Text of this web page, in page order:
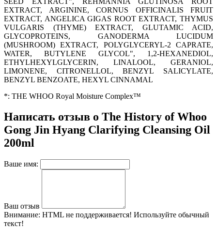
EXTRACT, ARGININE, CORNUS OFFICINALIS FRUIT
EXTRACT, ANGELICA GIGAS ROOT EXTRACT, THYMUS
VULGARIS (THYME) EXTRACT, GLUTAMIC ACID,
GLYCOPROTEINS, GANODERMA LUCIDUM
(MUSHROOM) EXTRACT, POLYGLYCERYL-2 CAPRATE,
WATER, BUTYLENE GLYCOL", 1 ,2-HEXANEDIOL,
ETHYLHEXYLGLYCERIN, LINALOOL, GERANIOL,
LIMONENE, CITRONELLOL, BENZYL SALICYLATE,
BENZYL BENZOATE, HEXYL CINNAMAL
*: THE WHOO Royal Moisture Complex™
Написать отзыв о The History of Whoo
Gong Jin Hyang Clarifying Cleansing Oil
200ml
Ваше имя:
Ваш отзыв
Внимание: HTML не поддерживается! Используйте обычный
текст!